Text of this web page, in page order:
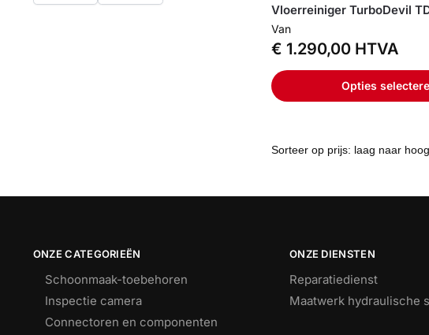
Vloerreiniger TurboDevil
Van
€ 1.290,00 HTVA
Opties
ONZE CATEGORIEËN
Schoonmaak-toebehoren
Inspectie camera
Connectoren en componenten
ONZE DIENSTEN
Reparatiedienst
Maatwerk hydraulische